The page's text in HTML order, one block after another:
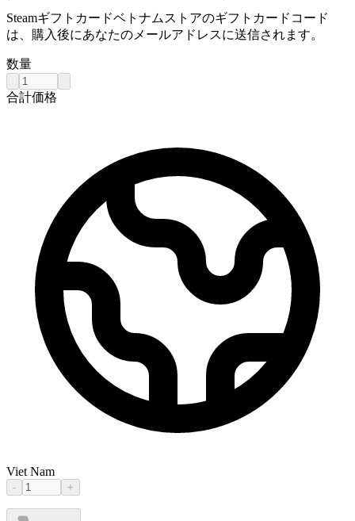
Steamギフトカードベトナムストアのギフトカードコード
は、購入後にあなたのメールアドレスに送信されます。
数量
合計価格
Viet Nam
- +